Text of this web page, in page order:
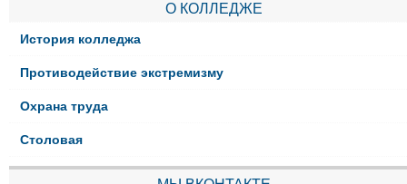
О КОЛЛЕДЖЕ
История колледжа
Противодействие экстремизму
Охрана труда
Столовая